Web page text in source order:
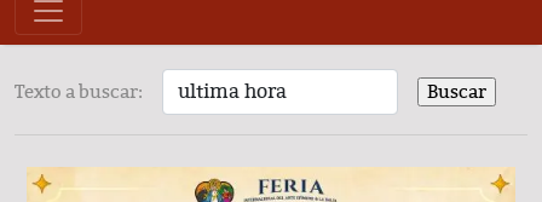
Texto a buscar: